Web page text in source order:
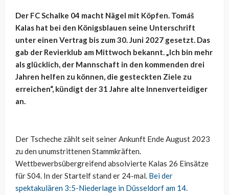
Der FC Schalke 04 macht Nägel mit Köpfen. Tomáš
Kalas hat bei den Königsblauen seine Unterschrift
unter einen Vertrag bis zum 30. Juni 2027 gesetzt. Das
gab der Revierklub am Mittwoch bekannt. „Ich bin mehr
als glücklich, der Mannschaft in den kommenden drei
Jahren helfen zu können, die gesteckten Ziele zu
erreichen“, kündigt der 31 Jahre alte Innenverteidiger
an.
Der Tscheche zählt seit seiner Ankunft Ende August 2023
zu den unumstrittenen Stammkräften.
Wettbewerbsübergreifend absolvierte Kalas 26 Einsätze
für S04. In der Startelf stand er 24-mal. Bei der
spektakulären 3:5-Niederlage in Düsseldorf am 14.